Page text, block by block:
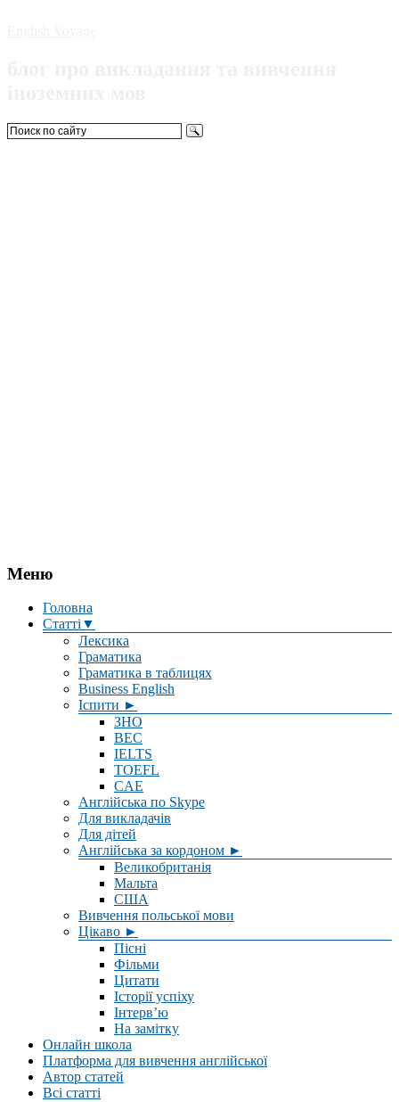
Меню
Головна
Статті▼
Лексика
Граматика
Граматика в таблицях
Business English
Іспити ►
ЗНО
BEC
IELTS
TOEFL
CAE
Англійська по Skype
Для викладачів
Для дітей
Англійська за кордоном ►
Великобританія
Мальта
США
Вивчення польської мови
Цікаво ►
Пісні
Фільми
Цитати
Історії успіху
Інтерв’ю
На замітку
Онлайн школа
Платформа для вивчення англійської
Автор статей
Всі статті